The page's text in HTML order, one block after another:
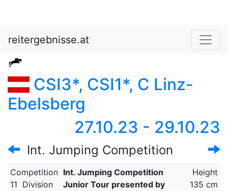
reitergebnisse.at
CSI3*, CSI1*, C Linz-
Ebelsberg
27.10.23 - 29.10.23
Int. Jumping Competition
Competition
11 Division
Int. Jumping Competition
Junior Tour presented by
Height
135 cm